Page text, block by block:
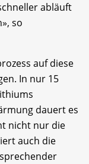
abläuft
so
auf diese
In nur 15
dauert es
nicht nur die
auch die